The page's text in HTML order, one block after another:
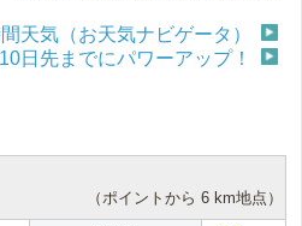
天気（お天気ナビゲータ）
日先までにパワーアップ！
（ポイントから 6 km地点）